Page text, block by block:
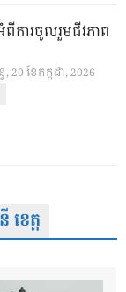
ពីការចូលរួមជីវភាព
ទ, 20 ខែ​កក្កដា, 2026
េត្ត